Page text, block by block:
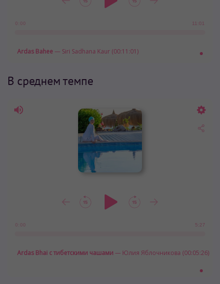
0:00 11:01
Ardas Bahee — Siri Sadhana Kaur (00:11:01)
В среднем темпе
0:00 5:27
Ardas Bhai с тибетскими чашами— Юлия Яблочникова (00:05:26)